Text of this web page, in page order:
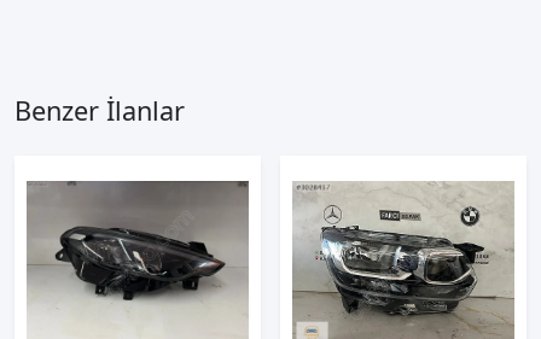
Benzer İlanlar